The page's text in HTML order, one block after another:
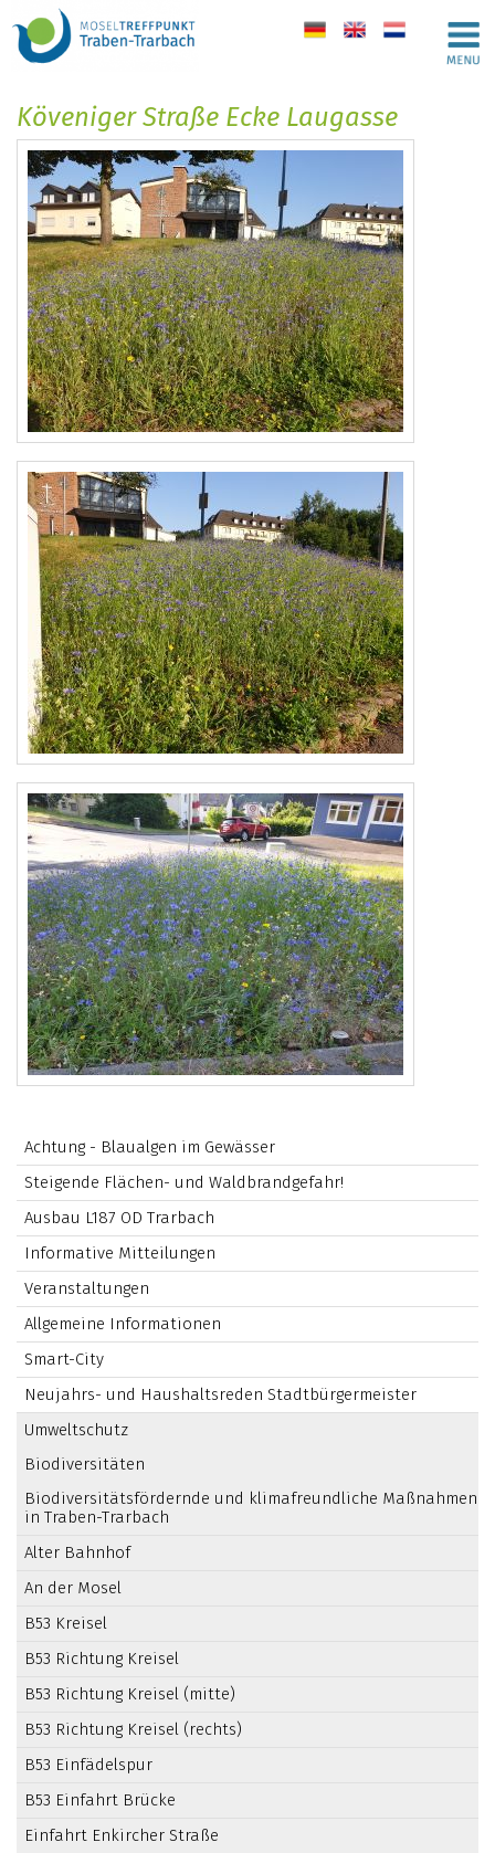
de en nl
Köveniger Straße Ecke Laugasse
Achtung - Blaualgen im Gewässer
Steigende Flächen- und Waldbrandgefahr!
Ausbau L187 OD Trarbach
Informative Mitteilungen
Veranstaltungen
Allgemeine Informationen
Smart-City
Neujahrs- und Haushaltsreden Stadtbürgermeister
Umweltschutz
Biodiversitäten
Biodiversitätsfördernde und klimafreundliche Maßnahmen
in Traben-Trarbach
Alter Bahnhof
An der Mosel
B53 Kreisel
B53 Richtung Kreisel
B53 Richtung Kreisel (mitte)
B53 Richtung Kreisel (rechts)
B53 Einfädelspur
B53 Einfahrt Brücke
Einfahrt Enkircher Straße